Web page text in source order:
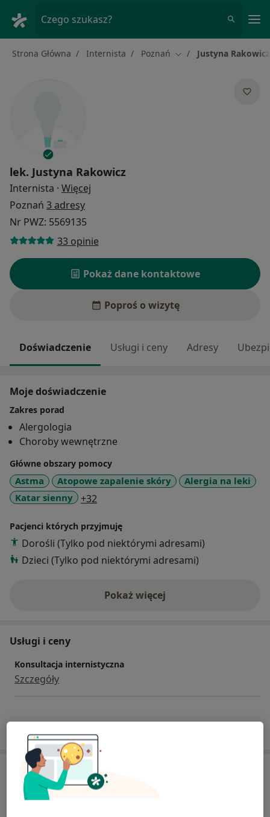
Czego szukasz?
Strona Główna Internista Poznań Zmień miasto
Justyna Rakowicz
lek. Justyna Rakowicz
Internista · Więcej
Poznań 3 adresy
Nr PWZ: 5569135
33 opinie
Pokaż dane kontaktowe
Poproś o wizytę
Doświadczenie Usługi i ceny Adresy
Moje doświadczenie
Zakres porad
Alergologia
Choroby wewnętrzne
Główne obszary pomocy
Astma Atopowe zapalenie skóry
Alergia na leki
Katar sienny
+32
Pacjenci których przyjmuję
Dorośli (Tylko pod niektórymi adresami)
Dzieci (Tylko pod niektórymi adresami)
Pokaż więcejo doświadczeniu
Usługi i ceny
Konsultacja internistyczna
Szczegóły
Adresy (3)
Adres 1